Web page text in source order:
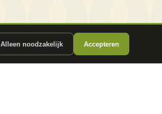
Alleen noodzakelijk Accepteren